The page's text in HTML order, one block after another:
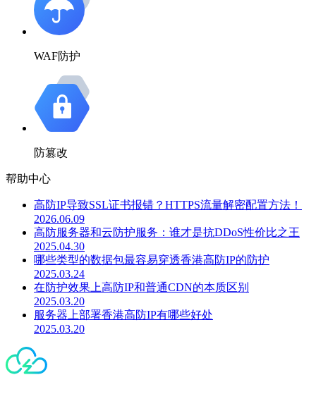
WAF防护
防篡改
帮助中心
高防IP导致SSL证书报错？HTTPS流量解密配置方法！
2026.06.09
高防服务器和云防护服务：谁才是抗DDoS性价比之王
2025.04.30
哪些类型的数据包最容易穿透香港高防IP的防护
2025.03.24
在防护效果上高防IP和普通CDN的本质区别
2025.03.20
服务器上部署香港高防IP有哪些好处
2025.03.20